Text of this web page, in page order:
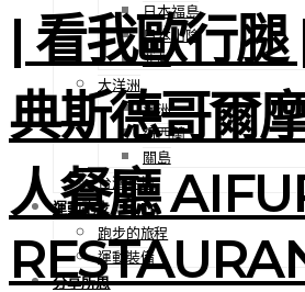
日本福島
日本山陰
北越
大洋洲
澳洲
紐西蘭
關島
台灣在地
運動跑步
跑步的旅程
運動裝備
分享所思
| 看我歐行腿
典斯德哥爾
人餐廳